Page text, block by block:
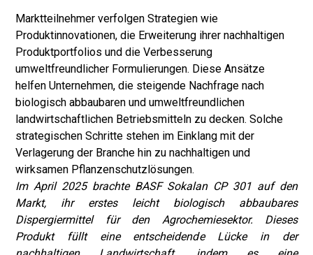
Marktteilnehmer verfolgen Strategien wie
Produktinnovationen, die Erweiterung ihrer nachhaltigen
Produktportfolios und die Verbesserung
umweltfreundlicher Formulierungen. Diese Ansätze
helfen Unternehmen, die steigende Nachfrage nach
biologisch abbaubaren und umweltfreundlichen
landwirtschaftlichen Betriebsmitteln zu decken. Solche
strategischen Schritte stehen im Einklang mit der
Verlagerung der Branche hin zu nachhaltigen und
wirksamen Pflanzenschutzlösungen.
Im April 2025 brachte BASF Sokalan CP 301 auf den
Markt, ihr erstes leicht biologisch abbaubares
Dispergiermittel für den Agrochemiesektor. Dieses
Produkt füllt eine entscheidende Lücke in der